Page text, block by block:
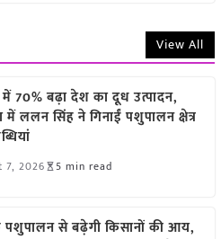
View All
70% बढ़ा देश का दूध उत्पादन,
में ललन सिंह ने गिनाईं पशुपालन क्षेत्र
7, 2026 5 min read
पशुपालन से बढ़ेगी किसानों की आय,